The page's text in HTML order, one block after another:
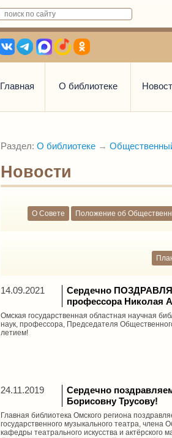
Главная О библиотеке
Раздел: О библиотеке →
Новости
О Совете Положение об
14.09.2021
Сердечно
профессора Николая
Омская государственная областная научная
наук, профессора, Председателя
летием!
24.11.2019
Сердечно
Борисовну Трусову!
Главная библиотека Омского региона
государственного музыкального театра,
кафедры театрального искусства и актёрского